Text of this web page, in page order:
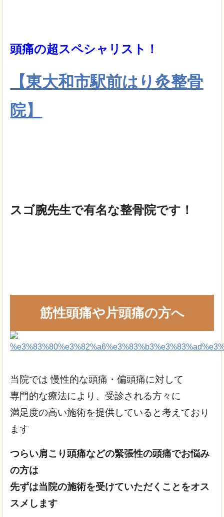
頭痛の超スペシャリスト！
【東大和市駅前はり灸整骨
院】
スゴ腕先生で有名な整骨院です！
筋性頭痛や片頭痛の方へ
当院では 慢性的な頭痛・偏頭痛に対して
専門的な療法により、受診される方々に
満足度の高い施術を提供していると考えており
ます
つらい肩こり頭痛などの緊張性の頭痛でお悩み
の方は
先ずは当院の施術を受けていただくことをオス
スメします